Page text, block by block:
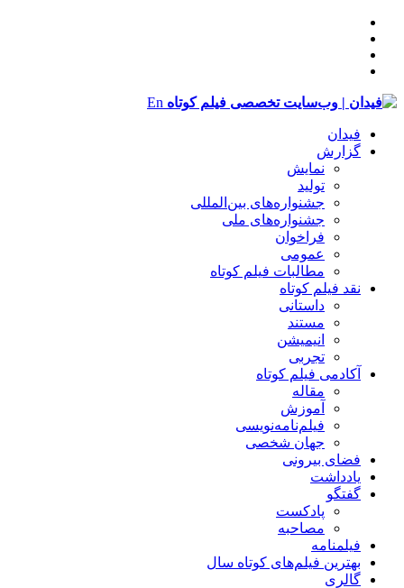
En
فیدان
گزارش
نمایش
تولید
‌‌جشنواره‌های بین‌المللی
جشنواره‌های ملی
فراخوان
عمومی
مطالبات فیلم کوتاه
نقد فیلم کوتاه
داستانی
مستند
انیمیشن
تجربی
آکادمی فیلم کوتاه
مقاله
آموزش
فیلم‌نامه‌نویسی
جهان شخصی
فضای بیرونی
یادداشت
گفتگو
پادکست
مصاحبه
فیلمنامه
بهترین فیلم‌های کوتاه سال
گالری